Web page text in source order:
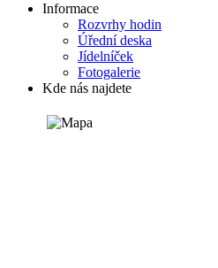
Informace
Rozvrhy hodin
Úřední deska
Jídelníček
Fotogalerie
Kde nás najdete